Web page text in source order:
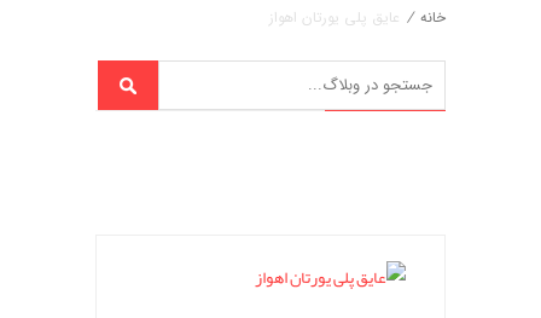
خانه / عایق پلی یورتان اهواز